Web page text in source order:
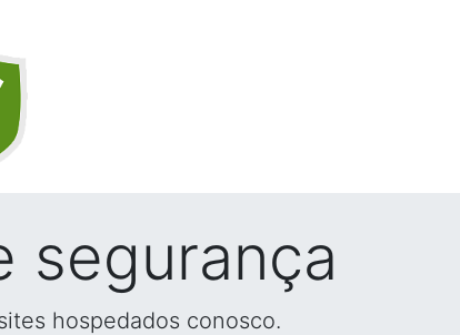
segurança
hospedados conosco.